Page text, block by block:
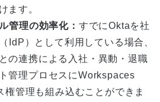
ます。
管理の効率化： すでにOktaを社
IdP）として利用している場合、
の連携による入社・異動・退職
管理プロセスにWorkspaces
権管理も組み込むことができま